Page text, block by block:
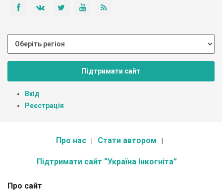
Підтримати сайт
Вхід
Реєстрація
Про нас Стати автором
Підтримати сайт “Україна Інкогніта”
Про сайт